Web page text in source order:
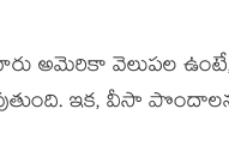
అమెరికా వెలుపల
ఇక, వీసా